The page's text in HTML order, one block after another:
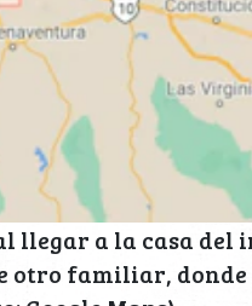
llegar a la casa
otro familiar,